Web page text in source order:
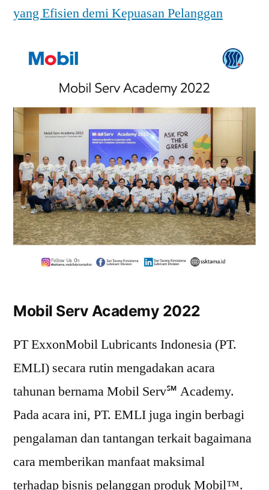
yang Efisien demi Kepuasan Pelanggan
Mobil Serv Academy 2022
PT ExxonMobil Lubricants Indonesia (PT.
EMLI) secara rutin mengadakan acara
tahunan bernama Mobil Serv℠ Academy.
Pada acara ini, PT. EMLI juga ingin berbagi
pengalaman dan tantangan terkait bagaimana
cara memberikan manfaat maksimal
terhadap bisnis pelanggan produk Mobil™.